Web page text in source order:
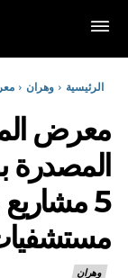
الرئيسية وهران
معرض
وهران